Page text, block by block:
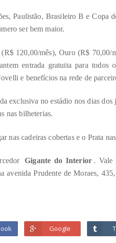
Paulistão, Brasileiro B e Copa
ser bem maior.
120,00/mês), Ouro (R$
entrada gratuita para
e benefícios na rede de
exclusiva no estádio nos dias
nas bilheterias.
nas cadeiras cobertas e o Prata
Gigante do Interior . Vale
avenida Prudente de Moraes,
Google